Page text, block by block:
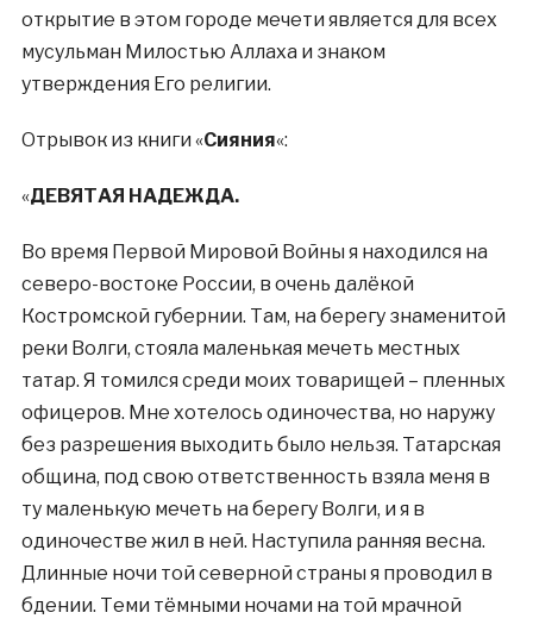
открытие в этом городе мечети является для всех
мусульман Милостью Аллаха и знаком
утверждения Его религии.
Отрывок из книги «Сияния«:
«ДЕВЯТАЯ НАДЕЖДА.
Во время Первой Мировой Войны я находился на
северо-востоке России, в очень далёкой
Костромской губернии. Там, на берегу знаменитой
реки Волги, стояла маленькая мечеть местных
татар. Я томился среди моих товарищей – пленных
офицеров. Мне хотелось одиночества, но наружу
без разрешения выходить было нельзя. Татарская
община, под свою ответственность взяла меня в
ту маленькую мечеть на берегу Волги, и я в
одиночестве жил в ней. Наступила ранняя весна.
Длинные ночи той северной страны я проводил в
бдении. Теми тёмными ночами на той мрачной